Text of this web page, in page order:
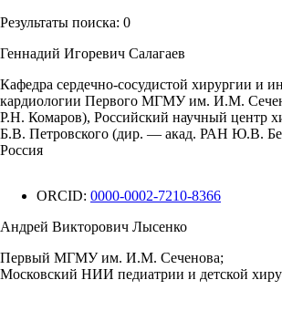
Результаты поиска: 0
Геннадий Игоревич Салагаев
Кафедра сердечно-сосудистой хирургии и
кардиологии Первого МГМУ им. И.М.
Р.Н. Комаров), Российский научный центр
Б.В. Петровского (дир. — акад. РАН Ю.В.
Россия
ORCID: 0000-0002-7210-8366
Андрей Викторович Лысенко
Первый МГМУ им. И.М. Сеченова;
Московский НИИ педиатрии и детской